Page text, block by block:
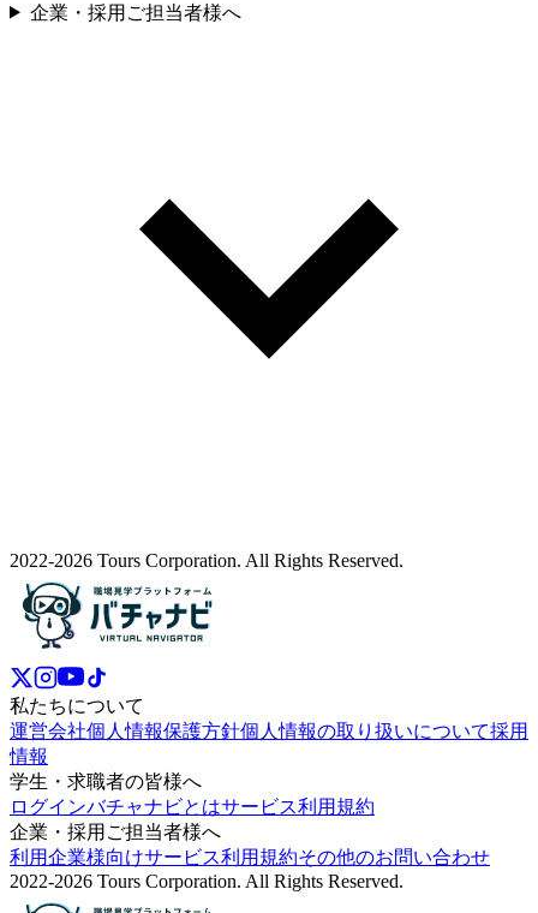
企業・採用ご担当者様へ
2022-2026 Tours Corporation. All Rights Reserved.
私たちについて
運営会社個人情報保護方針個人情報の取り扱いについて採用
情報
学生・求職者の皆様へ
ログインバチャナビとはサービス利用規約
企業・採用ご担当者様へ
利用企業様向けサービス利用規約その他のお問い合わせ
2022-2026 Tours Corporation. All Rights Reserved.